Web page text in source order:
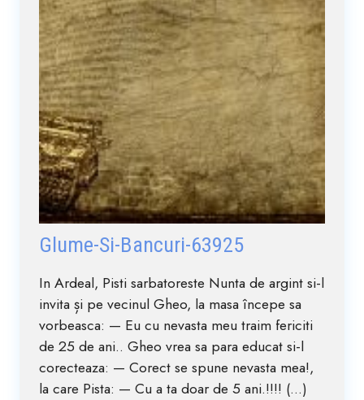
Glume-Si-Bancuri-63925
In Ardeal, Pisti sarbatoreste Nunta de argint si-l
invita și pe vecinul Gheo, la masa începe sa
vorbeasca: — Eu cu nevasta meu traim fericiti
de 25 de ani.. Gheo vrea sa para educat si-l
corecteaza: — Corect se spune nevasta mea!,
la care Pista: — Cu a ta doar de 5 ani.!!!! (...)